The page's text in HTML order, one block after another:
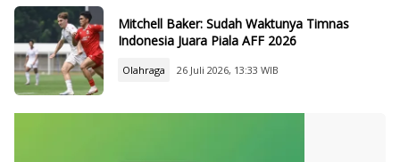
Mitchell Baker: Sudah Waktunya Timnas
Indonesia Juara Piala AFF 2026
Olahraga 26 Juli 2026, 13:33 WIB